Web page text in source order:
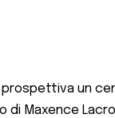
un
di Maxence